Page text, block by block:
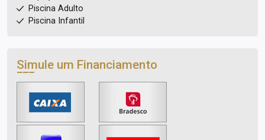
Piscina Adulto
Piscina Infantil
Simule um Financiamento